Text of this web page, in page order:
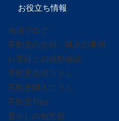
お役立ち情報
地域ブログ
不動産の売却／購入の事例
お客様との感動秘話
不動産売却コラム
不動産購入コラム
不動産Tips
暮らしの知恵袋